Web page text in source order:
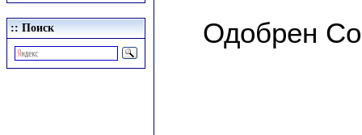
:: Поиск Одобрен